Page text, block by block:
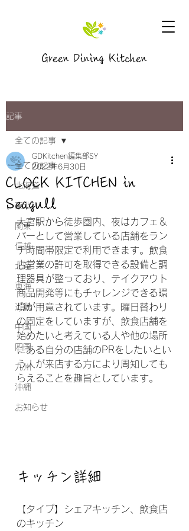
Green Dining Kitchen
記事
全ての記事
北海道
東北
関東
信越
北陸
東海
近畿
中国
四国
九州
沖縄
お知らせ
全ての記事
CLOCK KITCHEN in
Seagull
GDKitchen編集部SY
2022年6月30日
大宮駅から徒歩圏内、夜はカフェ＆
バーとして営業している店舗をラン
チ時間帯限定で利用できます。飲食
店営業の許可を取得できる設備と調
理器具が整っており、テイクアウト
商品開発等にもチャレンジできる環
境が用意されています。曜日替わり
の固定をしていますが、飲食店舗を
始めたいと考えている人や他の場所
にある自分の店舗のPRをしたいとい
う人が来店する方により周知しても
らえることを趣旨としています。
キッチン詳細
【タイプ】シェアキッチン、飲食店
のキッチン